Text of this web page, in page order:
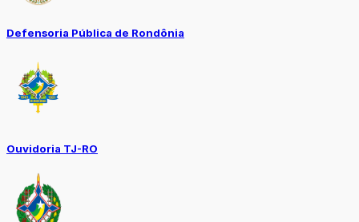
Defensoria Pública de Rondônia
Ouvidoria TJ-RO